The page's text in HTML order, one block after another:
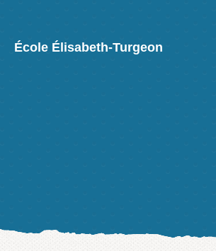
École Élisabeth-Turgeon